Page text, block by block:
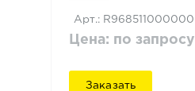
Арт.: R968511000000
Цена: по запросу
Заказать